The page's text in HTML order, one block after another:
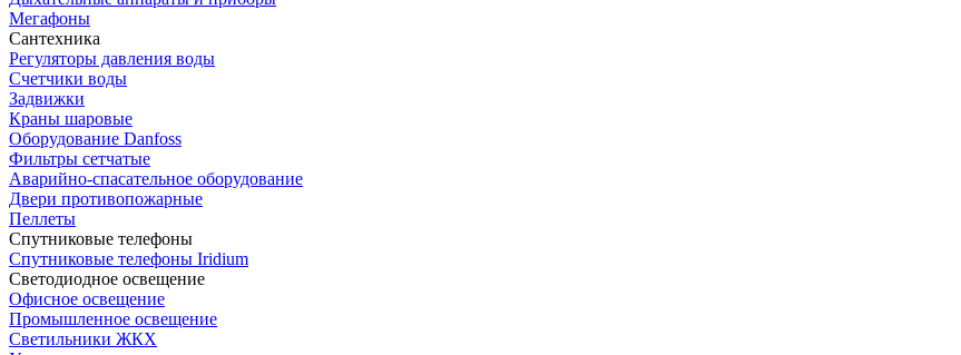
Мегафоны
Сантехника
Регуляторы давления воды
Счетчики воды
Задвижки
Краны шаровые
Оборудование Danfoss
Фильтры сетчатые
Аварийно-спасательное оборудование
Двери противопожарные
Пеллеты
Спутниковые телефоны
Спутниковые телефоны Iridium
Светодиодное освещение
Офисное освещение
Промышленное освещение
Светильники ЖКХ